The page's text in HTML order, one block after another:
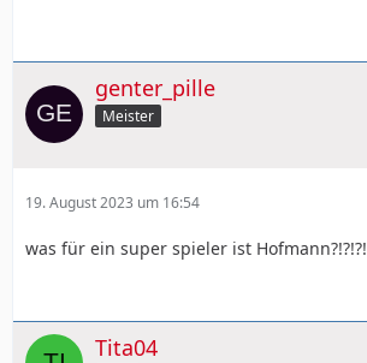
genter_pille
Meister
19. August 2023 um 16:54
was für ein super spieler ist Hofmann?!?!?!
Tita04